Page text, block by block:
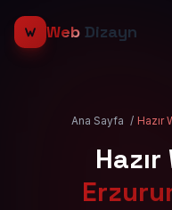
Web Dizayn
Ana Sayfa / Hazır